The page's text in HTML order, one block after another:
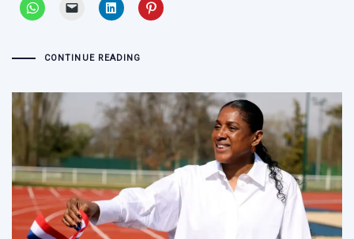
CONTINUE READING